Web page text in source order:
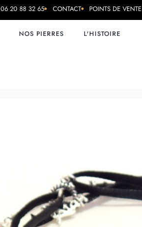
06 20 88 32 65 CONTACT POINTS DE VENTE
NOS PIERRES L'HISTOIRE